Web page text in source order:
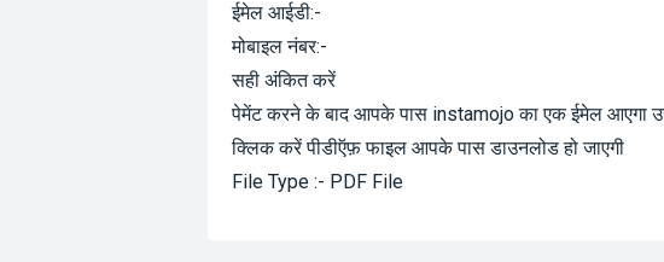
ईमेल आईडी:-
मोबाइल नंबर:-
सही अंकित करें
पेमेंट करने के बाद आपके पास instamojo का एक ईमेल आएगा
क्लिक करें पीडीऍफ़ फाइल आपके पास डाउनलोड हो जाएगी
File Type :- PDF File